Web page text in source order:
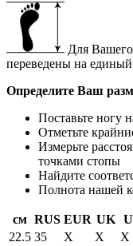
Для Вашего
переведены на
Определите Ваш
Поставьте ногу
Отметьте
Измерьте
точками стопы
Найдите
Полнота нашей
см RUS EUR UK
22.5 35 X X X